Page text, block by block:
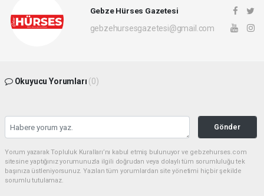
Gebze Hürses Gazetesi
gebzehursesgazetesi@gmail.com
Okuyucu Yorumları (0)
Gönder
Yorum yazarak Topluluk Kuralları’nı kabul etmiş bulunuyor ve gebzehurses.com
sitesine yaptığınız yorumunuzla ilgili doğrudan veya dolaylı tüm sorumluluğu tek
başınıza üstleniyorsunuz. Yazılan tüm yorumlardan site yönetimi hiçbir şekilde
sorumlu tutulamaz.